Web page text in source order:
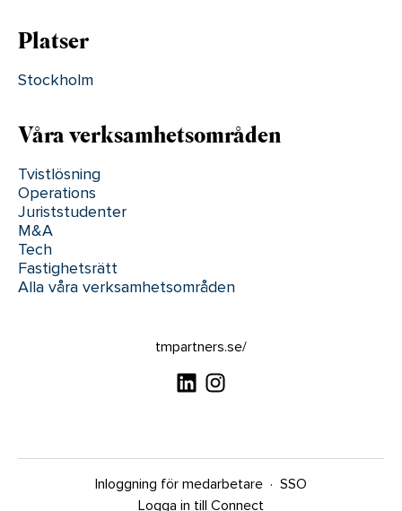
Platser
Stockholm
Våra verksamhetsområden
Tvistlösning
Operations
Juriststudenter
M&A
Tech
Fastighetsrätt
Alla våra verksamhetsområden
tmpartners.se/
Inloggning för medarbetare · SSO
Logga in till Connect